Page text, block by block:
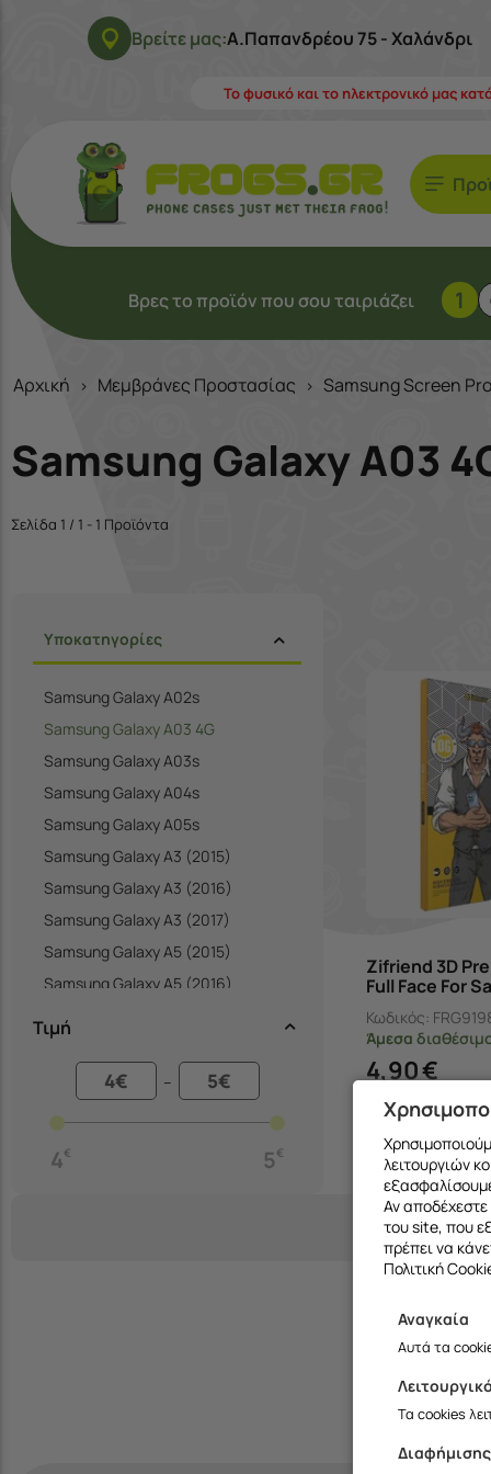
Βρείτε μας:Α.Παπανδρέου 75 - Χαλάνδρι
Το φυσικό και το ηλεκτρονικό μας
Βρες το προϊόν που σου ταιριάζει 1
Αρχική > Μεμβράνες Προστασίας > Samsung Screen
Samsung Galaxy A03
Σελίδα 1 / 1 - 1 Προϊόντα
Υποκατηγορίες
Samsung Galaxy A02s
Samsung Galaxy A03 4G
Samsung Galaxy A03s
Samsung Galaxy A04s
Samsung Galaxy A05s
Samsung Galaxy A3 (2015)
Samsung Galaxy A3 (2016)
Samsung Galaxy A3 (2017)
Samsung Galaxy A5 (2015)
Samsung Galaxy A5 (2016)
Samsung Galaxy A5 (2017)
Samsung Galaxy A6 Plus (2018)
Samsung Galaxy A7 (2018)
Samsung Galaxy A9 2018
Τιμή
–
4€ 5 €
Zifriend 3D
Full Face For
A02S / A03S /
Κωδικός:
Άμεσα
4,90€
λειτουργιών
Αν αποδέχεστε
του site, που
πρέπει να
Πολιτική
Αναγκαία
Αυτά τα
Τα cookies
Διαφήμισης